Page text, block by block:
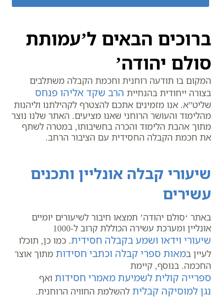
ברוכים הבאים ל’עמותת
סולם יהודה’
המקום בו תודעה רוחנית וחכמת הקבלה משתלבים
בצורה ייחודית בהנחיית הרב שקד אליהו פנחס
שליט”א. אנו מזמינים אתכם להצטרף לקהילתנו וליהנות
מהלימוד והעושר הרוחני שאנו מציעים. האתר שלנו נוצר
מתוך אהבת הלימוד והכרה בחשיבותו, במטרה לשתף
את חכמת הקבלה החסידית עם הציבור הרחב.
שיעורי קבלה אונליין ותכנים
עשירים
באתר ‘סולם יהודה’ תמצאו חיבור לשיעורים יומיים
אונליין ומערכת עשירה הכוללת קרוב ל-1000
שיעורי וידאו ושמע בקבלה חסידית. כמו כן, תוכלו
לעיין במאות ספרי קבלה וכתבי חסידות מתוך אוצר
החכמה. בנוסף, קיימת
ספרייה קולית לשמיעת מאמרי חסידות ואף
נגן למוסיקה קבלית להשלמת החוויה הרוחנית.